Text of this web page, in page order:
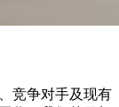
竞争对手及现有